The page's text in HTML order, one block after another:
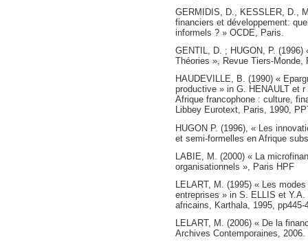
GERMIDIS, D., KESSLER, D.,
financiers et développement:
informels ? » OCDE, Paris.
GENTIL, D. ; HUGON, P.
Théories », Revue Tiers-
HAUDEVILLE, B. (1990) «
productive » in G. HENAULT et r
Afrique francophone : culture,
Libbey Eurotext, Paris, 1990,
HUGON P. (1996), « Les
et semi-formelles en Afrique
LABIE, M. (2000) « La
organisationnels », Paris HPF
LELART, M. (1995) « Les
entreprises » in S. ELLIS et
africains, Karthala, 1995, pp445-
LELART, M. (2006) « De la
Archives Contemporaines, 2006.